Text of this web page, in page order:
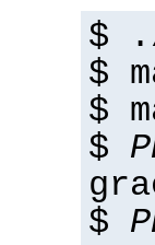
$
$
$
$
$